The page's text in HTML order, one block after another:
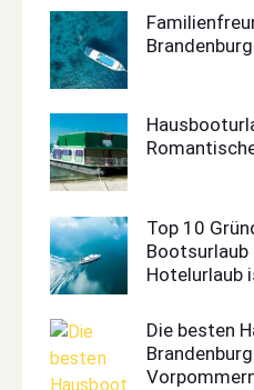
Brandenburg
Top 10
Bootsurlaub
Hotelurlaub
Die besten